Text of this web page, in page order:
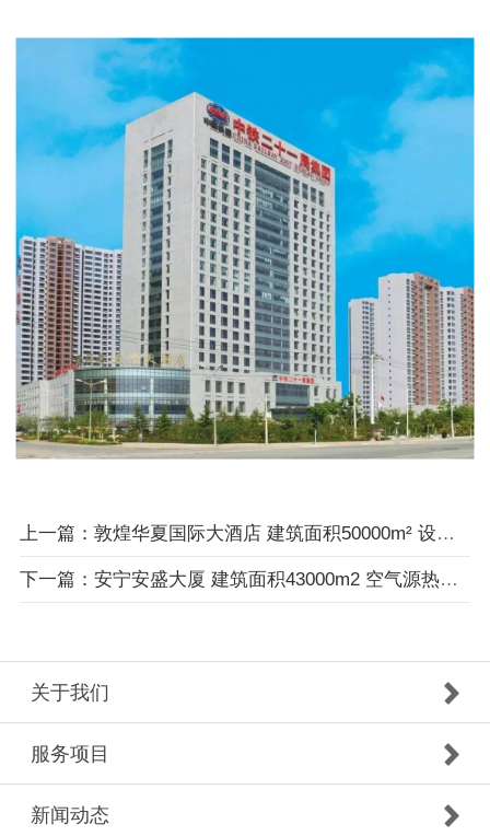
上一篇：敦煌华夏国际大酒店 建筑面积50000m² 设备+通风空调安装
下一篇：安宁安盛大厦 建筑面积43000m2 空气源热泵+空调末端安装
关于我们
服务项目
新闻动态